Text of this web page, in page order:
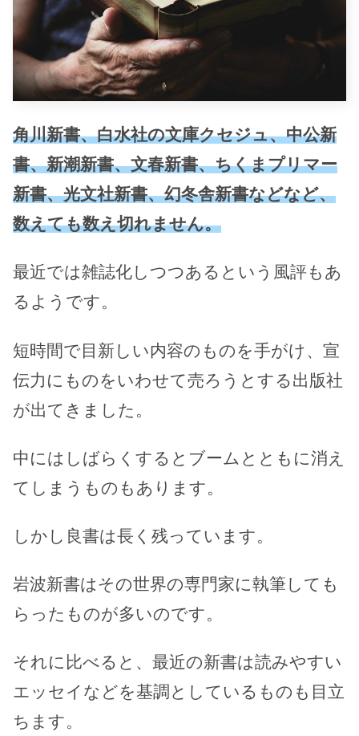
角川新書、白水社の文庫クセジュ、中公新
書、新潮新書、文春新書、ちくまプリマー
新書、光文社新書、幻冬舎新書などなど、
数えても数え切れません。
最近では雑誌化しつつあるという風評もあ
るようです。
短時間で目新しい内容のものを手がけ、宣
伝力にものをいわせて売ろうとする出版社
が出てきました。
中にはしばらくするとブームとともに消え
てしまうものもあります。
しかし良書は長く残っています。
岩波新書はその世界の専門家に執筆しても
らったものが多いのです。
それに比べると、最近の新書は読みやすい
エッセイなどを基調としているものも目立
ちます。